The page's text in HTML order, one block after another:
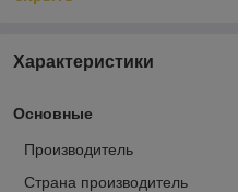
Характеристики
Основные
Производитель
Страна производитель